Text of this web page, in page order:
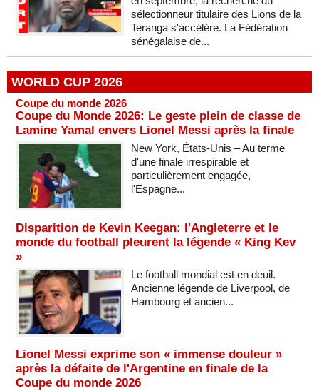
sélectionneur titulaire des Lions de la
Teranga s'accélère. La Fédération
sénégalaise de...
WORLD CUP 2026
Coupe du monde 2026
Coupe du Monde 2026: Le geste plein de classe de
Lamine Yamal envers Lionel Messi après la finale
New York, États-Unis – Au terme
d'une finale irrespirable et
particulièrement engagée,
l'Espagne...
Disparition de Kevin Keegan: l'Angleterre et le
monde du football pleurent la légende « King Kev
»
Le football mondial est en deuil.
Ancienne légende de Liverpool, de
Hambourg et ancien...
Lionel Messi exprime son « immense douleur »
après la défaite de l'Argentine en finale de la
Coupe du monde 2026